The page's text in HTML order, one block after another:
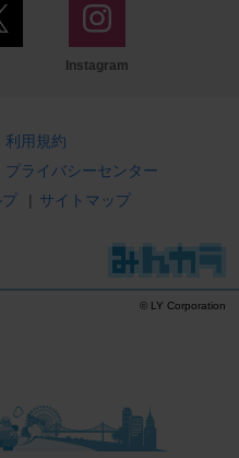
Instagram
利用規約
プライバシーセンター
| サイトマップ
© LY Corporation